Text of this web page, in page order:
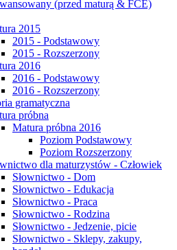
(przed maturą & FCE)
2015
2015 - Podstawowy
2015 - Rozszerzony
2016
2016 - Podstawowy
2016 - Rozszerzony
gramatyczna
próbna
Matura próbna 2016
Poziom Podstawowy
Poziom Rozszerzony
dla maturzystów - Człowiek
Słownictwo - Dom
Słownictwo - Edukacja
Słownictwo - Praca
Słownictwo - Rodzina
Słownictwo - Jedzenie, picie
Słownictwo - Sklepy, zakupy,